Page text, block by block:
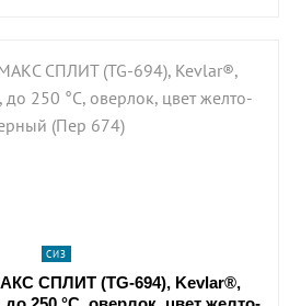
В КОРЗИНУ
navigate_next
ПОДРОБНЕЕ
СИЗ
СПЛИТ (TG-694), Kevlar®,